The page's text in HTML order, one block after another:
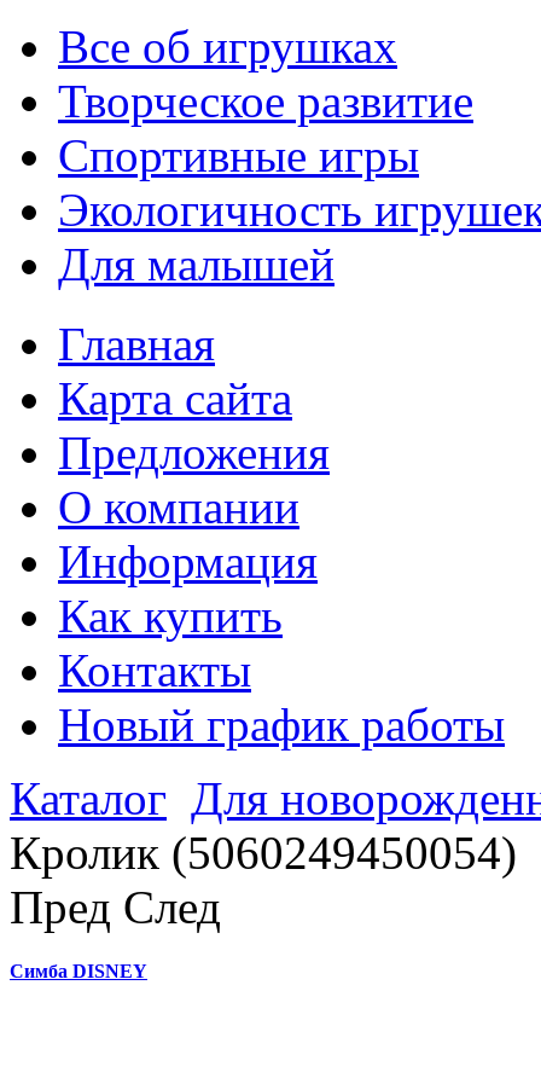
Все об игрушках
Творческое развитие
Спортивные игры
Экологичность
Для малышей
Главная
Карта сайта
Предложения
О компании
Информация
Как купить
Контакты
Новый график работы
Каталог Для
Кролик (5060249450054)
Пред След
Симба DISNEY